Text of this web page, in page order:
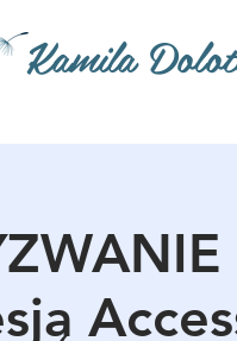
Kamila